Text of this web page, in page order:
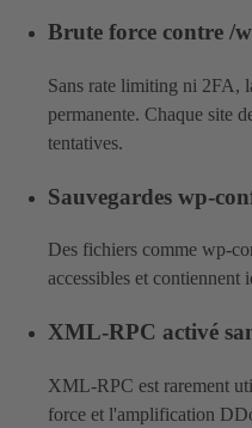
Brute force contre /
Sans rate limiting ni 2FA,
permanente. Chaque site
tentatives.
Sauvegardes wp-
Des fichiers comme wp-
accessibles et contiennent
XML-RPC activé
XML-RPC est rarement
force et l'amplification